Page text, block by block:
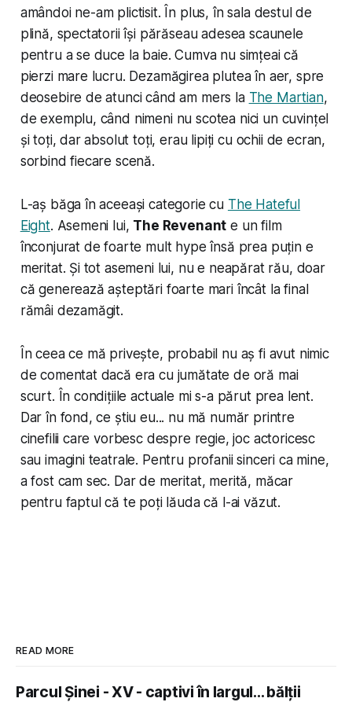
amândoi ne-am plictisit. În plus, în sala destul de
plină, spectatorii își părăseau adesea scaunele
pentru a se duce la baie. Cumva nu simțeai că
pierzi mare lucru. Dezamăgirea plutea în aer, spre
deosebire de atunci când am mers la The Martian,
de exemplu, când nimeni nu scotea nici un cuvințel
și toți, dar absolut toți, erau lipiți cu ochii de ecran,
sorbind fiecare scenă.
L-aș băga în aceeași categorie cu The Hateful
Eight. Asemeni lui, The Revenant e un film
înconjurat de foarte mult hype însă prea puțin e
meritat. Și tot asemeni lui, nu e neapărat rău, doar
că generează așteptări foarte mari încât la final
rămâi dezamăgit.
În ceea ce mă privește, probabil nu aș fi avut nimic
de comentat dacă era cu jumătate de oră mai
scurt. În condițiile actuale mi s-a părut prea lent.
Dar în fond, ce știu eu... nu mă număr printre
cinefilii care vorbesc despre regie, joc actoricesc
sau imagini teatrale. Pentru profanii sinceri ca mine,
a fost cam sec. Dar de meritat, merită, măcar
pentru faptul că te poți lăuda că l-ai văzut.
READ MORE
Parcul Șinei - XV - captivi în largul... bălții